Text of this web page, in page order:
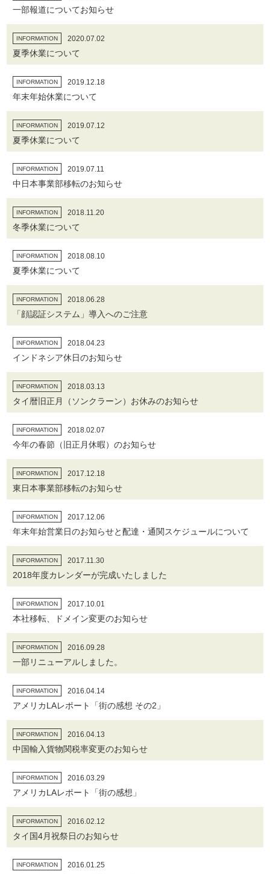
一部報道についてお知らせ
INFORMATION 2020.07.02
夏季休業について
INFORMATION 2019.12.18
年末年始休業について
INFORMATION 2019.07.12
夏季休業について
INFORMATION 2019.07.11
中日本事業部移転のお知らせ
INFORMATION 2018.11.20
冬季休業について
INFORMATION 2018.08.10
夏季休業について
INFORMATION 2018.06.28
「顔認証システム」導入へのご注意
INFORMATION 2018.04.23
インドネシア休日のお知らせ
INFORMATION 2018.03.13
タイ暦旧正月（ソンクラーン）お休みのお知らせ
INFORMATION 2018.02.07
今年の春節（旧正月休暇）のお知らせ
INFORMATION 2017.12.18
東日本事業部移転のお知らせ
INFORMATION 2017.12.06
年末年始営業日のお知らせと配達・通関スケジュールについて
INFORMATION 2017.11.30
2018年度カレンダーが完成いたしました
INFORMATION 2017.10.01
本社移転、ドメイン変更のお知らせ
INFORMATION 2016.09.28
一部リニューアルしました。
INFORMATION 2016.04.14
アメリカLAレポート「街の感想 その2」
INFORMATION 2016.04.13
中国輸入貨物関税率変更のお知らせ
INFORMATION 2016.03.29
アメリカLAレポート「街の感想」
INFORMATION 2016.02.12
タイ国4月祝祭日のお知らせ
INFORMATION 2016.01.25